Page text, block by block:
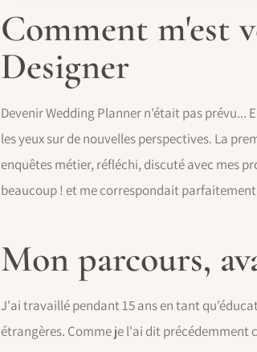
Comment m'est
Designer
Devenir Wedding Planner n'était pas prévu...
les yeux sur de nouvelles perspectives. La
enquêtes métier, réfléchi, discuté avec mes
beaucoup ! et me correspondait
Mon parcours,
J'ai travaillé pendant 15 ans en tant
étrangères. Comme je l'ai dit précédemment